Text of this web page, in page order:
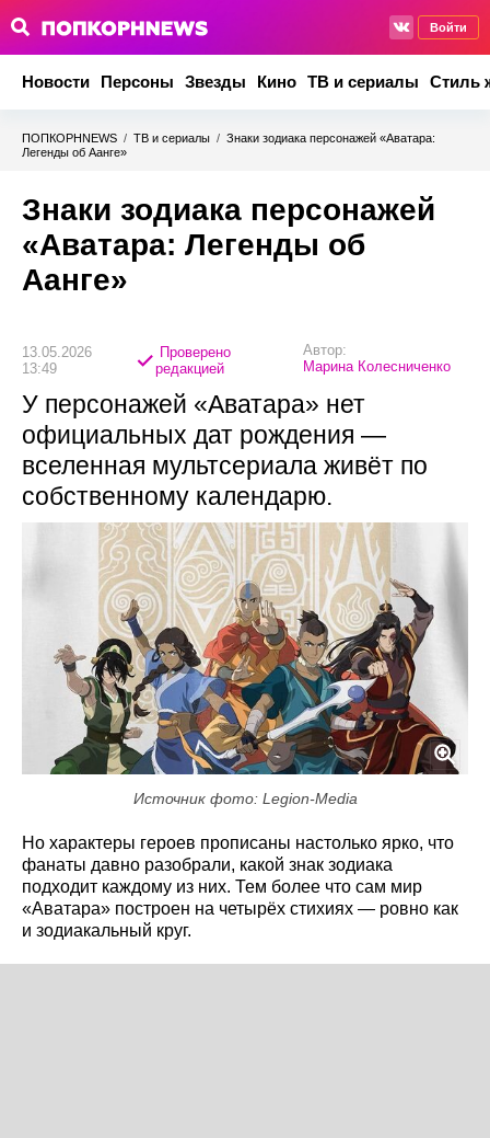
Войти
Новости Персоны Звезды Кино ТВ и сериалы Стиль
ПОПКОРНNEWS / ТВ и сериалы / Знаки зодиака персонажей «Аватара:
Легенды об Аанге»
Знаки зодиака персонажей
«Аватара: Легенды об
Аанге»
13.05.2026
13:49
Проверено
редакцией
Автор:
Марина Колесниченко
У персонажей «Аватара» нет
официальных дат рождения —
вселенная мультсериала живёт по
собственному календарю.
Источник фото: Legion-Media
Но характеры героев прописаны настолько ярко, что
фанаты давно разобрали, какой знак зодиака
подходит каждому из них. Тем более что сам мир
«Аватара» построен на четырёх стихиях — ровно как
и зодиакальный круг.